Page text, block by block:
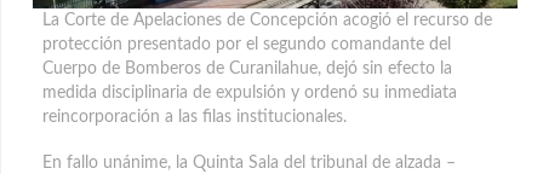
La Corte de Apelaciones de Concepción acogió el recurso de
protección presentado por el segundo comandante del
Cuerpo de Bomberos de Curanilahue, dejó sin efecto la
medida disciplinaria de expulsión y ordenó su inmediata
reincorporación a las filas institucionales.
En fallo unánime, la Quinta Sala del tribunal de alzada –